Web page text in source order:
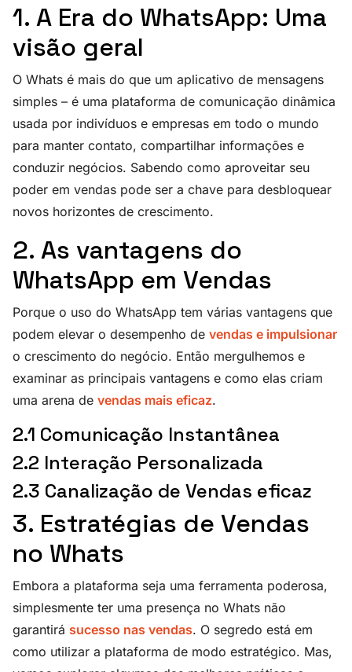
1. A Era do WhatsApp: Uma
visão geral
O Whats é mais do que um aplicativo de mensagens
simples – é uma plataforma de comunicação dinâmica
usada por indivíduos e empresas em todo o mundo
para manter contato, compartilhar informações e
conduzir negócios. Sabendo como aproveitar seu
poder em vendas pode ser a chave para desbloquear
novos horizontes de crescimento.
2. As vantagens do
WhatsApp em Vendas
Porque o uso do WhatsApp tem várias vantagens que
podem elevar o desempenho de vendas e impulsionar
o crescimento do negócio. Então mergulhemos e
examinar as principais vantagens e como elas criam
uma arena de vendas mais eficaz.
2.1 Comunicação Instantânea
2.2 Interação Personalizada
2.3 Canalização de Vendas eficaz
3. Estratégias de Vendas
no Whats
Embora a plataforma seja uma ferramenta poderosa,
simplesmente ter uma presença no Whats não
garantirá sucesso nas vendas. O segredo está em
como utilizar a plataforma de modo estratégico. Mas,